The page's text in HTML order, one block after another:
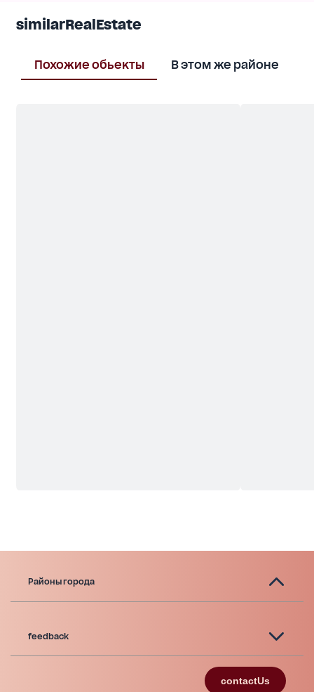
similarRealEstate
Похожие обьекты В этом же районе
Районы города
feedback
contactUs